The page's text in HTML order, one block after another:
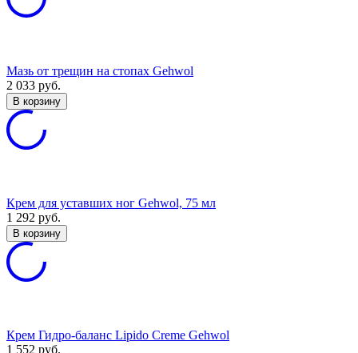
Мазь от трещин на стопах Gehwol
2 033 руб.
В корзину
Крем для уставших ног Gehwol, 75 мл
1 292 руб.
В корзину
Крем Гидро-баланс Lipido Creme Gehwol
1 552 руб.